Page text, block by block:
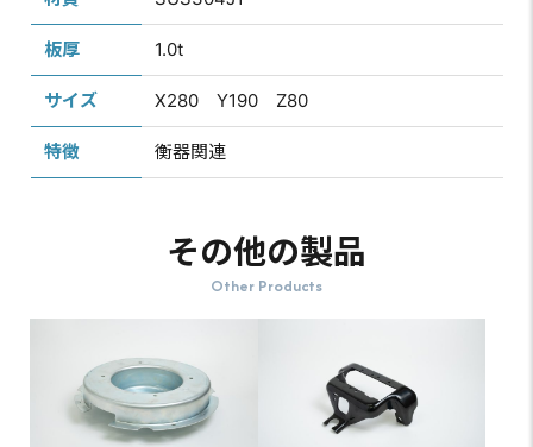
板厚 1.0t
サイズ X280 Y190 Z80
特徴 衡器関連
その他の製品
Other Products